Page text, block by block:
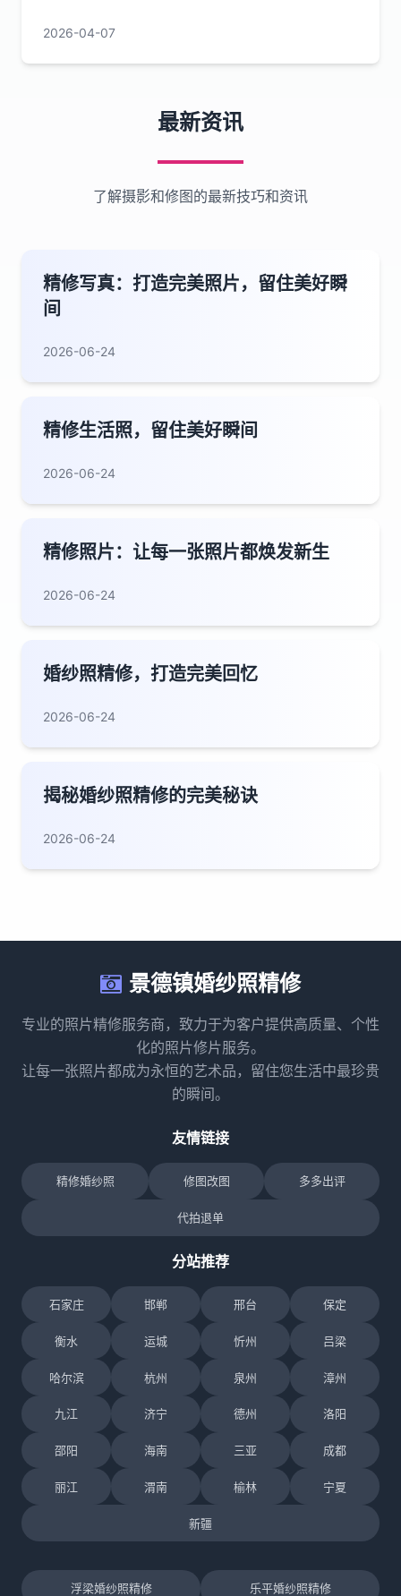
2026-04-07
最新资讯
了解摄影和修图的最新技巧和资讯
精修写真：打造完美照片，留住美好瞬
间
2026-06-24
精修生活照，留住美好瞬间
2026-06-24
精修照片：让每一张照片都焕发新生
2026-06-24
婚纱照精修，打造完美回忆
2026-06-24
揭秘婚纱照精修的完美秘诀
2026-06-24
景德镇婚纱照精修
专业的照片精修服务商，致力于为客户提供高质量、个性
化的照片修片服务。
让每一张照片都成为永恒的艺术品，留住您生活中最珍贵
的瞬间。
友情链接
精修婚纱照 修图改图 多多出评
代拍退单
分站推荐
石家庄 邯郸 邢台 保定
衡水 运城 忻州 吕梁
哈尔滨 杭州 泉州 漳州
九江 济宁 德州 洛阳
邵阳 海南 三亚 成都
丽江 渭南 榆林 宁夏
新疆
浮梁婚纱照精修 乐平婚纱照精修